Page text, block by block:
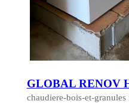
GLOBAL RENOV
chaudiere-bois-et-